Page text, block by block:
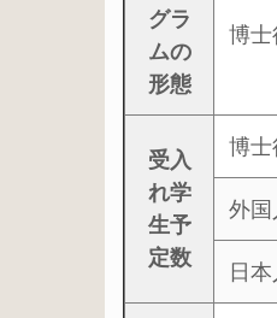
グラ
ムの
形態
博士
受入
れ学
生予
定数
博
外
日